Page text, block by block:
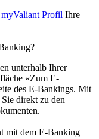
myValiant Profil Ihre
unterhalb Ihrer
«Zum E-
des E-Bankings. Mit
direkt zu den
mit dem E-Banking